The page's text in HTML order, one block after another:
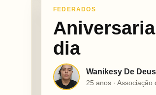
FEDERADOS
dia
W Wanikesy De
25 anos ·